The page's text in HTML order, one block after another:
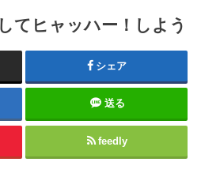
てヒャッハー！しよう
シェア
送る
feedly